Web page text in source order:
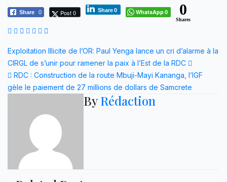
Share 0 Post 0 Share0 WhatsApp0 0
Shares
Navigation
de
l’article
Exploitation Illicite de l’OR: Paul Yenga lance un cri d’alarme à la
CIRGL de s’unir pour ramener la paix à l’Est de la RDC
RDC : Construction de la route Mbuji-Mayi Kananga, l’IGF
gèle le paiement de 27 millions de dollars de Samcrete
ByRédaction